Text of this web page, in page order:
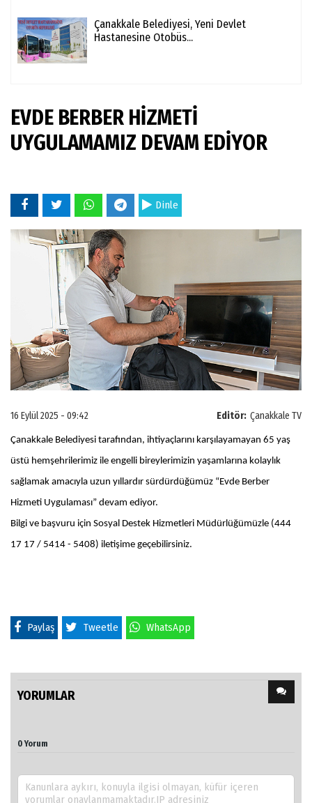
Çanakkale Belediyesi, Yeni Devlet
Hastanesine Otobüs...
EVDE BERBER HİZMETİ
UYGULAMAMIZ DEVAM EDİYOR
Dinle
Editör: Çanakkale TV
16 Eylül 2025 - 09:42
Çanakkale Belediyesi tarafından, ihtiyaçlarını karşılayamayan 65 yaş
üstü hemşehrilerimiz ile engelli bireylerimizin yaşamlarına kolaylık
sağlamak amacıyla uzun yıllardır sürdürdüğümüz “Evde Berber
Hizmeti Uygulaması” devam ediyor.
Bilgi ve başvuru için Sosyal Destek Hizmetleri Müdürlüğümüzle (444
17 17 / 5414 - 5408) iletişime geçebilirsiniz.
Paylaş Tweetle WhatsApp
YORUMLAR
0 Yorum